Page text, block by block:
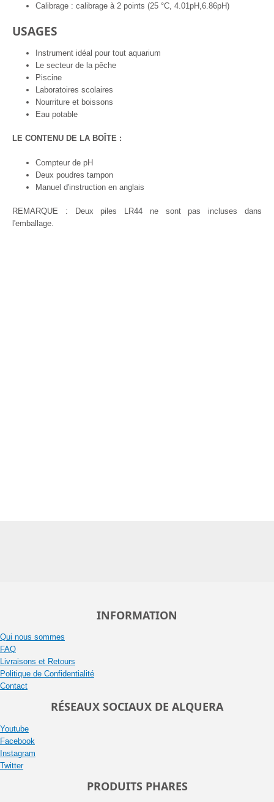
Calibrage : calibrage à 2 points (25 °C, 4.01pH,6.86pH)
USAGES
Instrument idéal pour tout aquarium
Le secteur de la pêche
Piscine
Laboratoires scolaires
Nourriture et boissons
Eau potable
LE CONTENU DE LA BOÎTE :
Compteur de pH
Deux poudres tampon
Manuel d'instruction en anglais
REMARQUE : Deux piles LR44 ne sont pas incluses dans
l'emballage.
INFORMATION
Qui nous sommes
FAQ
Livraisons et Retours
Politique de Confidentialité
Contact
RÉSEAUX SOCIAUX DE ALQUERA
Youtube
Facebook
Instagram
Twitter
PRODUITS PHARES